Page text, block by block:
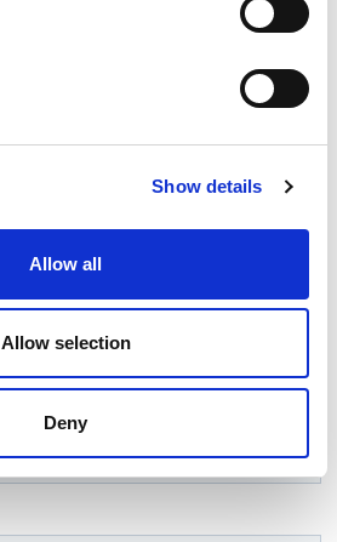
Show details
Allow all
Allow selection
Deny
Sie
Schreiben Sie uns eine
uns umgehend bei